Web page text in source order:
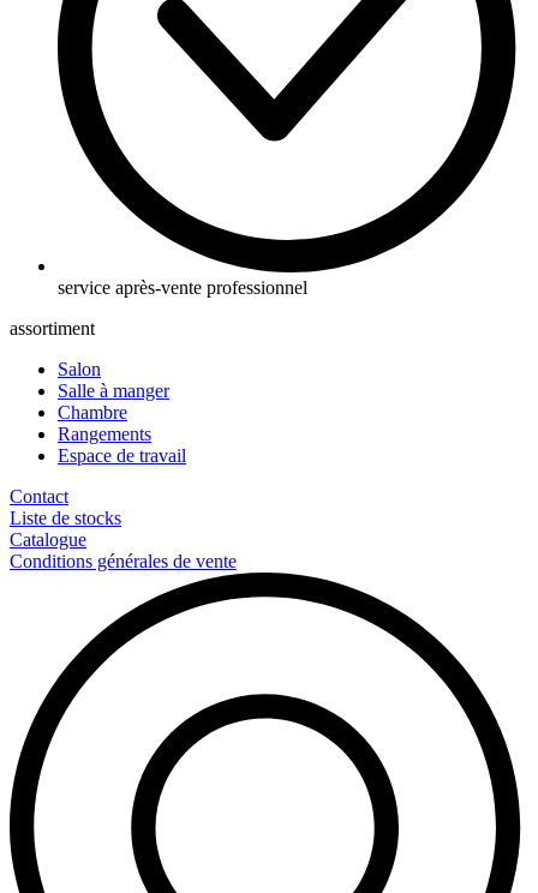
service après-vente professionnel
assortiment
Salon
Salle à manger
Chambre
Rangements
Espace de travail
Contact
Liste de stocks
Catalogue
Conditions générales de vente